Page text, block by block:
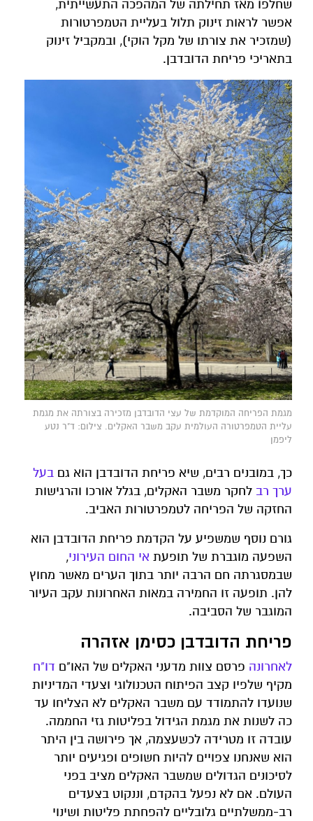
שחלפו מאז תחילתה של המהפכה התעשייתית,
אפשר לראות זינוק תלול בעליית הטמפרטורות
(שמזכיר את צורתו של מקל הוקי), ובמקביל זינוק
בתאריכי פריחת הדובדבן.
מגמת הפריחה המוקדמת של עצי הדובדבן מזכירה בצורתה את מגמת
עליית הטמפרטורה העולמית עקב משבר האקלים. צילום: ד"ר נטע
ליפמן
כך, במובנים רבים, שיא פריחת הדובדבן הוא גם בעל
ערך רב לחקר משבר האקלים, בגלל אורכו והרגישות
החזקה של הפריחה לטמפרטורות האביב.
גורם נוסף שמשפיע על הקדמת פריחת הדובדבן הוא
השפעה מוגברת של תופעת אי החום העירוני,
שבמסגרתה חם הרבה יותר בתוך הערים מאשר מחוץ
להן. תופעה זו החמירה במאות האחרונות עקב העיור
המוגבר של הסביבה.
פריחת הדובדבן כסימן אזהרה
לאחרונה פרסם צוות מדעני האקלים של האו"ם דו"ח
מקיף שלפיו קצב הפיתוח הטכנולוגי וצעדי המדיניות
שנועדו להתמודד עם משבר האקלים לא הצליחו עד
כה לשנות את מגמת הגידול בפליטות גזי החממה.
עובדה זו מטרידה לכשעצמה, אך פירושה בין היתר
הוא שאנחנו צפויים להיות חשופים ופגיעים יותר
לסיכונים הגדולים שמשבר האקלים מציב בפני
העולם. אם לא נפעל בהקדם, וננקוט בצעדים
רב-ממשלתיים גלובליים להפחתת פליטות ושינוי